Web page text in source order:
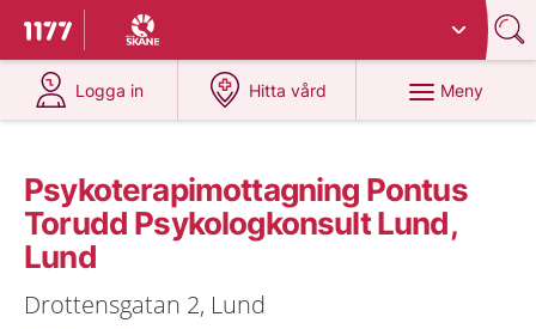
Till startsidan för 1177
Du har valt region
Logga in
på 1177.se
Hitta vård
på 1177.se
Meny
Psykoterapimottagning Pontus
Torudd Psykologkonsult Lund,
Lund
Drottensgatan 2, Lund